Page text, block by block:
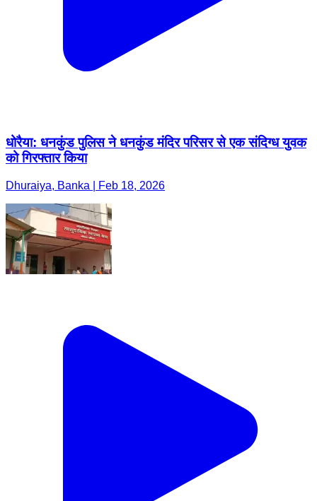
धोरैया: धनकुंड पुलिस ने धनकुंड मंदिर परिसर से एक संदिग्ध युवक
को गिरफ्तार किया
Dhuraiya, Banka | Feb 18, 2026